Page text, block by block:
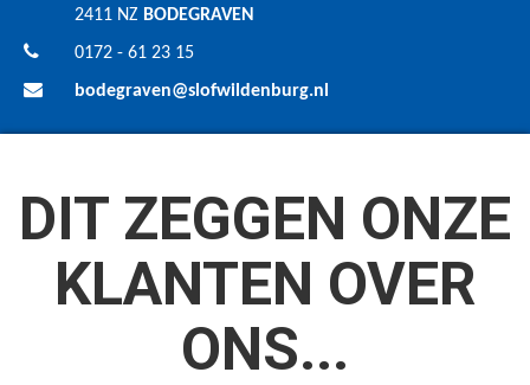
2411 NZ BODEGRAVEN
0172 - 61 23 15
bodegraven@slofwildenburg.nl
DIT ZEGGEN ONZE
KLANTEN OVER
ONS...